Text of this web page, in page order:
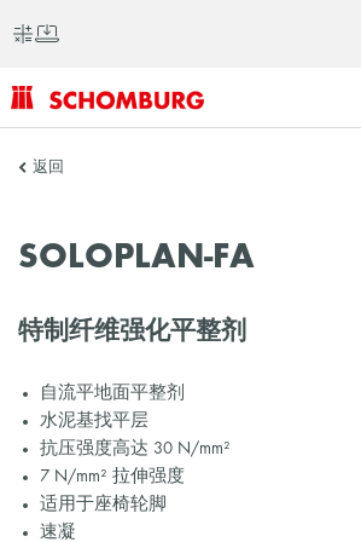
SCHOMBURG
洲
返回
SOLOPLAN-FA
特制纤维强化平整剂
自流平地面平整剂
水泥基找平层
抗压强度高达 30 N/mm²
7 N/mm² 拉伸强度
适用于座椅轮脚
速凝